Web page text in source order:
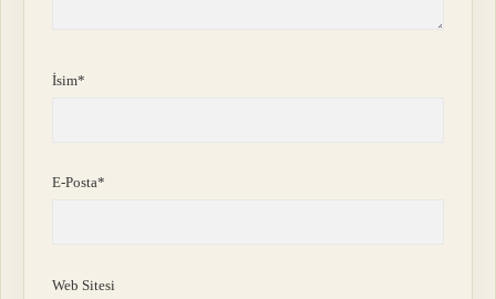
İsim*
E-Posta*
Web Sitesi